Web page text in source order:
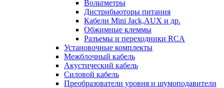
Вольтметры
Дистрибьюторы питания
Кабели Mini Jack,AUX и др.
Обжимные клеммы
Разъемы и переходники RCA
Установочные комплекты
Межблочный кабель
Акустический кабель
Силовой кабель
Преобразователи уровня и шумоподавители